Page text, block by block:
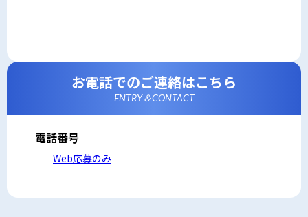
な期間、妥当な範囲内でこれに応じます。
応募者等の個人情報の取得、利用その他一切の取り扱い
について、個人情報の保護に関する法律、その他の関連
法令、及び本プライバシーポリシーを遵守します。
応募者等の個人情報を正確かつ最新の内容に保つよう努
及び毀損から保護するため、必要な安全管理措置を講じ
ます。
6. Cookieについて
本ウェブサイトでは、一部のコンテンツにおいてCookie
お電話でのご連絡はこちら
ENTRY＆CONTACT
電話番号
Web応募のみ